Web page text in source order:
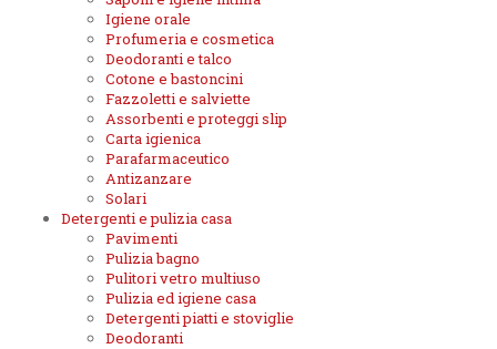
Igiene orale
Profumeria e cosmetica
Deodoranti e talco
Cotone e bastoncini
Fazzoletti e salviette
Assorbenti e proteggi slip
Carta igienica
Parafarmaceutico
Antizanzare
Solari
Detergenti e pulizia casa
Pavimenti
Pulizia bagno
Pulitori vetro multiuso
Pulizia ed igiene casa
Detergenti piatti e stoviglie
Deodoranti